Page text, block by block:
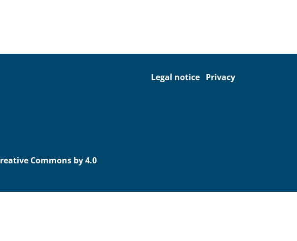
Legal notice Privacy
Commons by 4.0